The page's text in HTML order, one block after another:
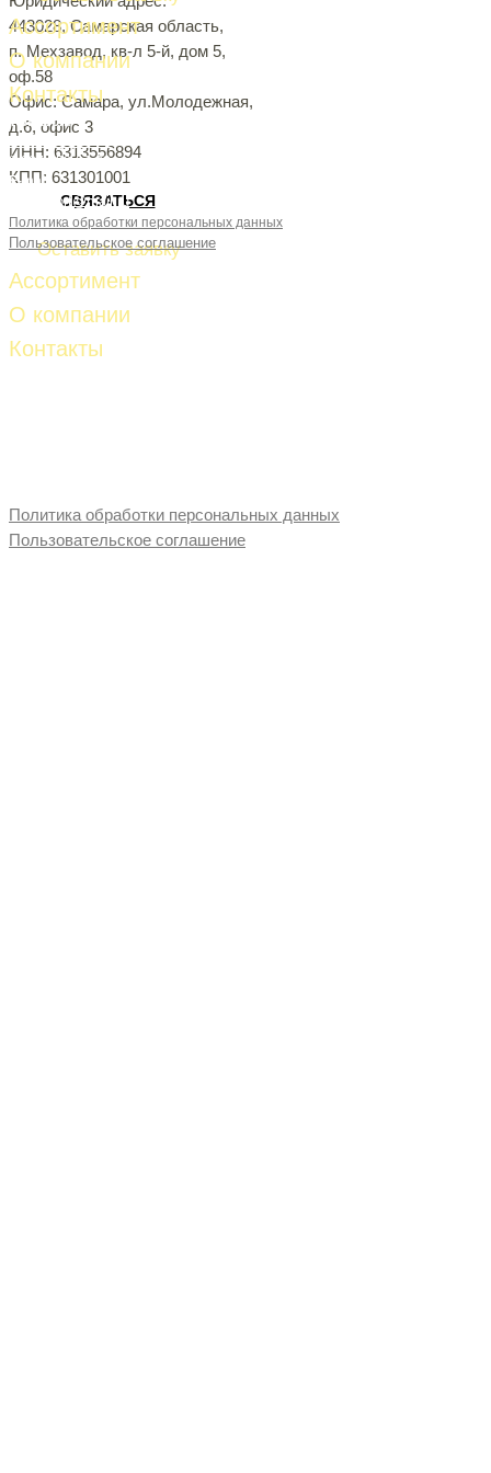
443028, Самарская область,
п. Мехзавод, кв-л 5-й, дом 5,
оф.58
Офис: Самара, ул.Молодежная,
д.6, офис 3
ИНН: 6313556894
КПП: 631301001
СВЯЗАТЬСЯ
Оставить заявку
Ассортимент
О компании
Контакты
Политика обработки персональных данных
Пользовательское соглашение
Ассортимент
О компании
Контакты
Телефон:
8-927-261-53-81
8-927-653-87-28
E-mail:
fud-import@mail.ru
Политика обработки персональных данных
Пользовательское соглашение